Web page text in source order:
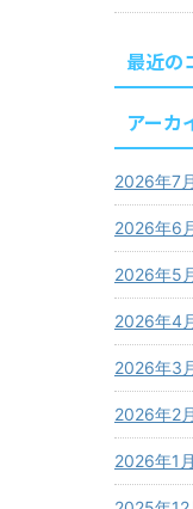
最近の
アーカ
2026年7月
2026年6
2026年5
2026年4
2026年3
2026年2月
2026年1月